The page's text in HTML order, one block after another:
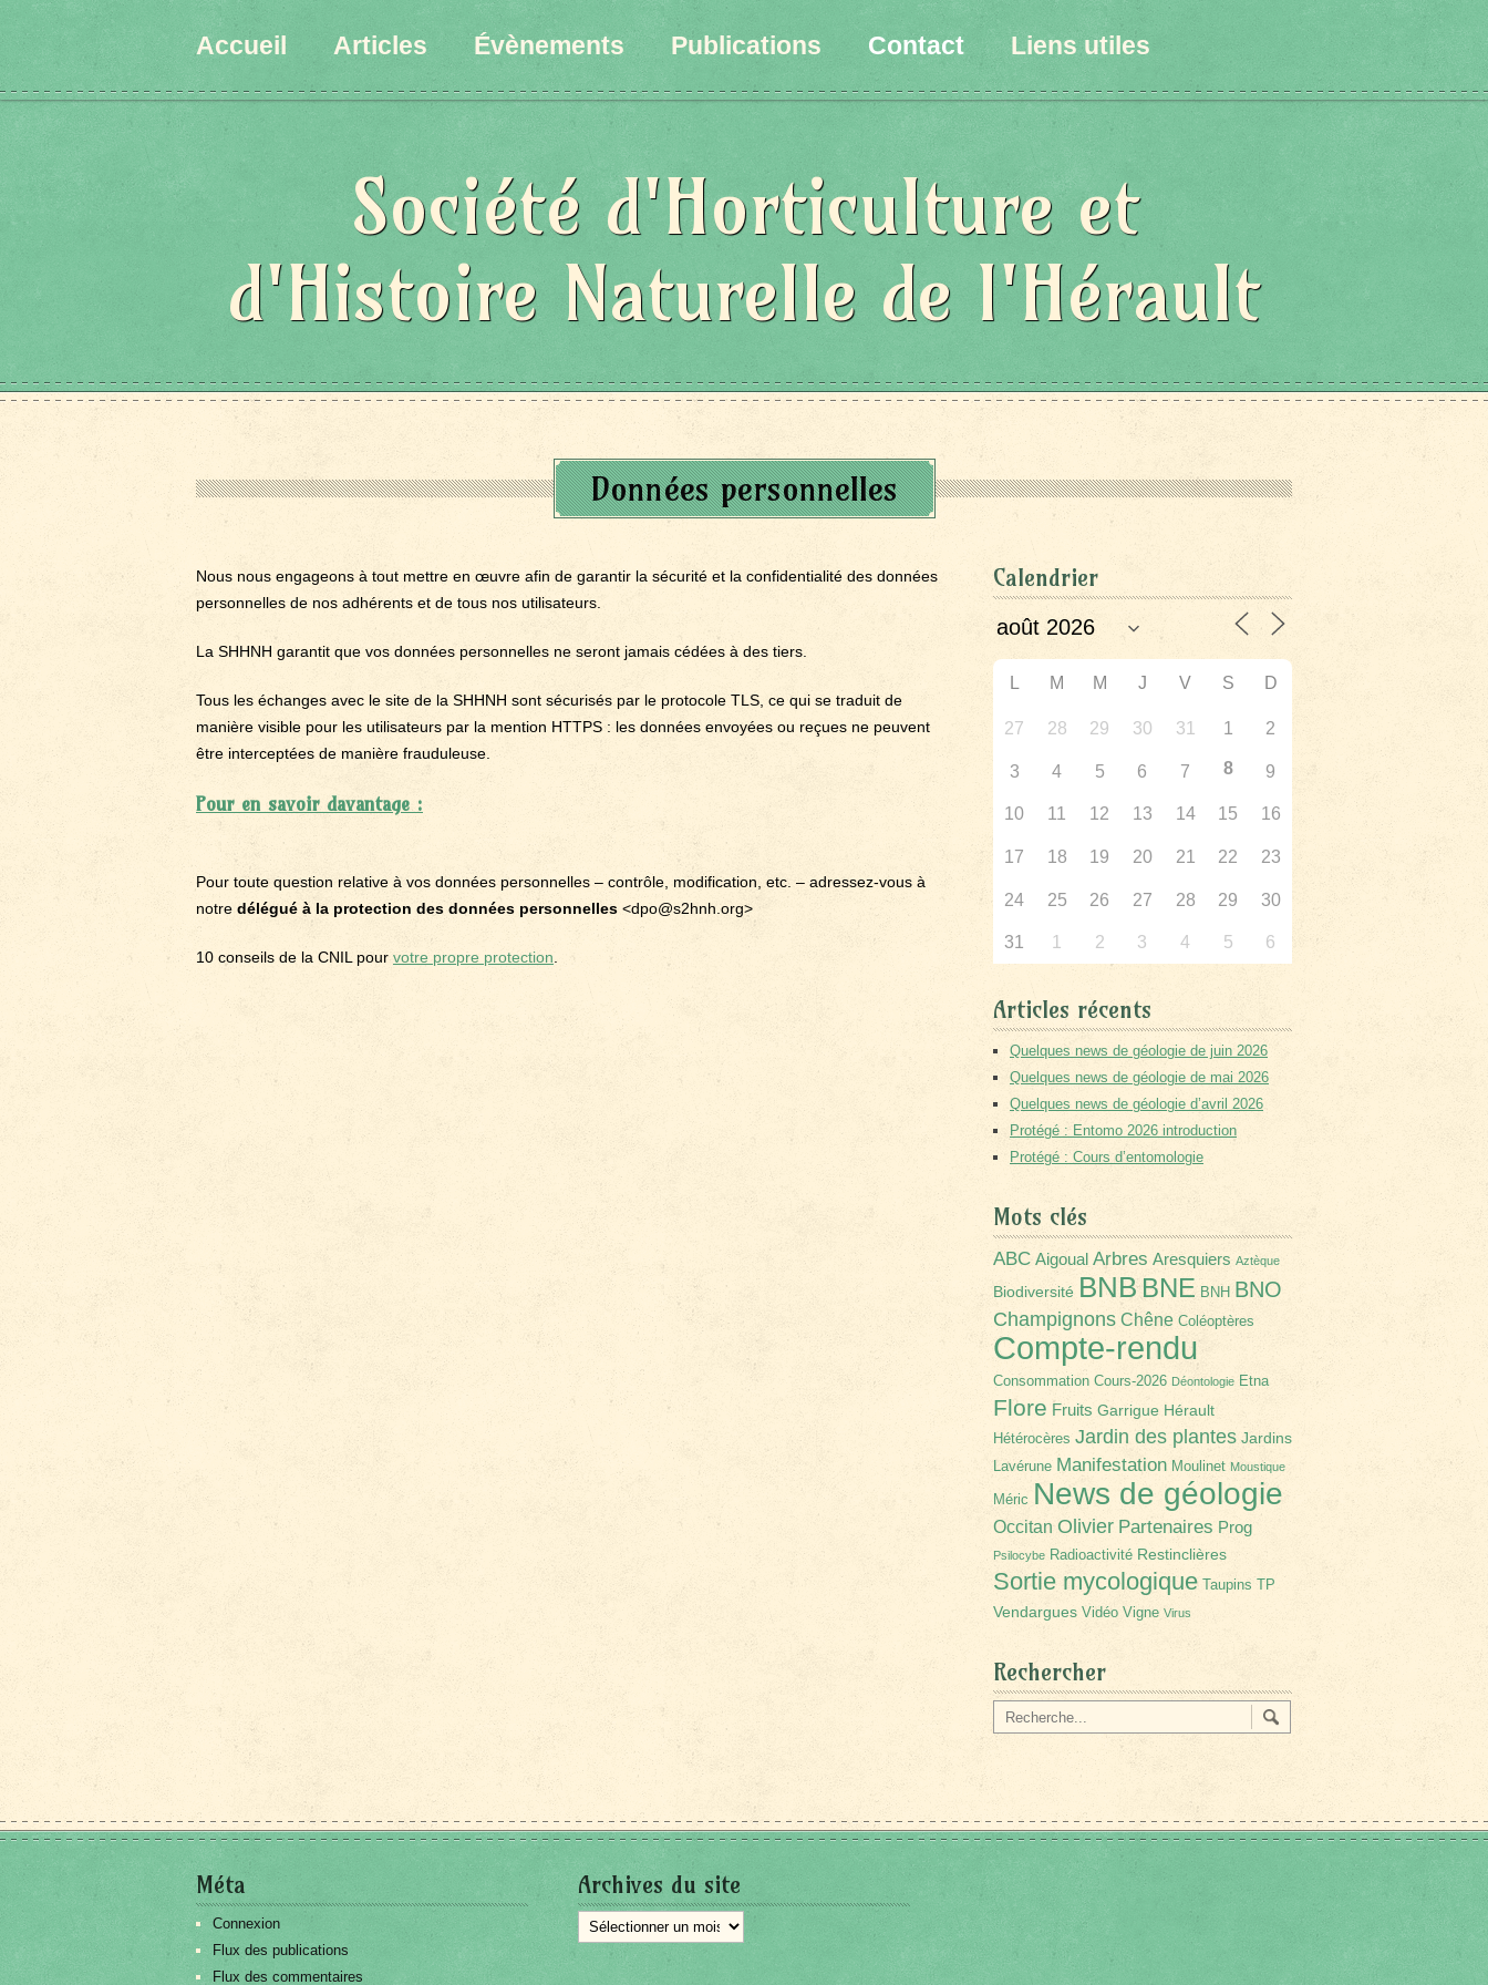
Accueil Articles Évènements Publications Contact Liens utiles
Société d'Horticulture et
d'Histoire Naturelle de l'Hérault
Données personnelles
Nous nous engageons à tout mettre en œuvre afin de garantir la sécurité et la confidentialité des données
personnelles de nos adhérents et de tous nos utilisateurs.
La SHHNH garantit que vos données personnelles ne seront jamais cédées à des tiers.
Tous les échanges avec le site de la SHHNH sont sécurisés par le protocole TLS, ce qui se traduit de
manière visible pour les utilisateurs par la mention HTTPS : les données envoyées ou reçues ne peuvent
être interceptées de manière frauduleuse.
Pour en savoir davantage :
Pour toute question relative à vos données personnelles – contrôle, modification, etc. – adressez-vous à
notre délégué à la protection des données personnelles <dpo@s2hnh.org>
10 conseils de la CNIL pour votre propre protection
Calendrier
L M M J V S D
27 28 29 30 31 1 2
3 4 5 6 7 8 9
10 11 12 13 14 15 16
17 18 19 20 21 22 23
24 25 26 27 28 29 30
31 1 2 3 4 5 6
Articles récents
Quelques news de géologie de juin 2026
Quelques news de géologie de mai 2026
Quelques news de géologie d’avril 2026
Protégé : Entomo 2026 introduction
Protégé : Cours d’entomologie
Mots clés
ABC Aigoual Arbres Aresquiers Aztèque
Biodiversité BNB BNE BNH BNO
Champignons Chêne Coléoptères
Compte-rendu
Consommation Cours-2026 Déontologie Etna
Flore Fruits Garrigue Hérault
Hétérocères Jardin des plantes Jardins
Lavérune Manifestation Moulinet Moustique
Méric News de géologie
Occitan Olivier Partenaires Prog
Psilocybe Radioactivité Restinclières
Sortie mycologique Taupins TP
Vendargues Vidéo Vigne Virus
Rechercher
Méta
Connexion
Flux des publications
Flux des commentaires
Archives du site
Archives
du